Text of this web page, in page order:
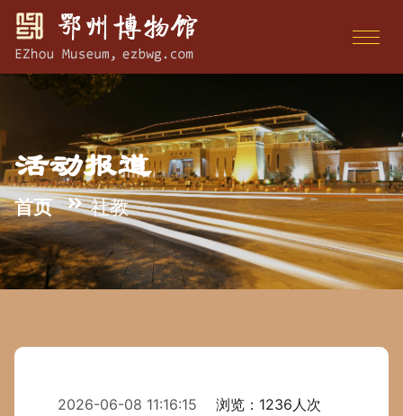
活动报道
首页 社教
2026-06-08 11:16:15 浏览：1236人次